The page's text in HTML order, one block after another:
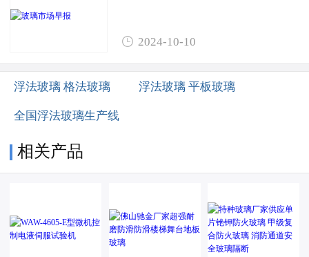
 2024-10-10
浮法玻璃 格法玻璃 浮法玻璃 平板玻璃
全国浮法玻璃生产线
相关产品